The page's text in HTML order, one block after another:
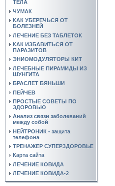
ТЕЛА
ЧУМАК
КАК УБЕРЕЧЬСЯ ОТ
БОЛЕЗНЕЙ
ЛЕЧЕНИЕ БЕЗ ТАБЛЕТОК
КАК ИЗБАВИТЬСЯ ОТ
ПАРАЗИТОВ
ЭНИОМОДУЛЯТОРЫ КИТ
ЛЕЧЕБНЫЕ ПИРАМИДЫ ИЗ
ШУНГИТА
БРАСЛЕТ БЯНЬШИ
ПЕЙЧЕВ
ПРОСТЫЕ СОВЕТЫ ПО
ЗДОРОВЬЮ
Анализ связи заболеваний
между собой
НЕЙТРОНИК - защита
телефона
ТРЕНАЖЕР СУПЕРЗДОРОВЬЕ
Карта сайта
ЛЕЧЕНИЕ КОВИДА
ЛЕЧЕНИЕ КОВИДА-2